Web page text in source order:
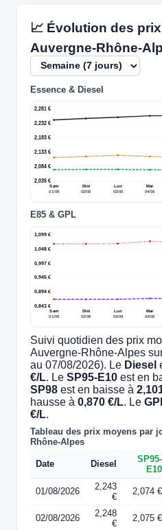
📈 Évolution des
Auvergne-Rhône-
Essence & Diesel
2,035 €
2,084 €
2,133 €
2,183 €
2,232 €
2,281 €
Sam
01/08
Dim
02/08
Lun
03/08
Mar
04/08
E85 & GPL
0,843 €
0,894 €
0,945 €
0,997 €
1,048 €
1,099 €
Sam
01/08
Dim
02/08
Lun
03/08
Mar
04/08
Suivi quotidien des prix
Auvergne-Rhône-Alpes
au 07/08/2026). Le Diesel
€/L. LeSP95-E10 est en
SP98 est en baisse à
hausse à0,870 €/L. Le
€/L.
Tableau des prix moyens par
Rhône-Alpes
Date Diesel
SP95-
E10
01/08/2026
2,243
€
2,074 €
02/08/2026
2,248
€
2,075 €